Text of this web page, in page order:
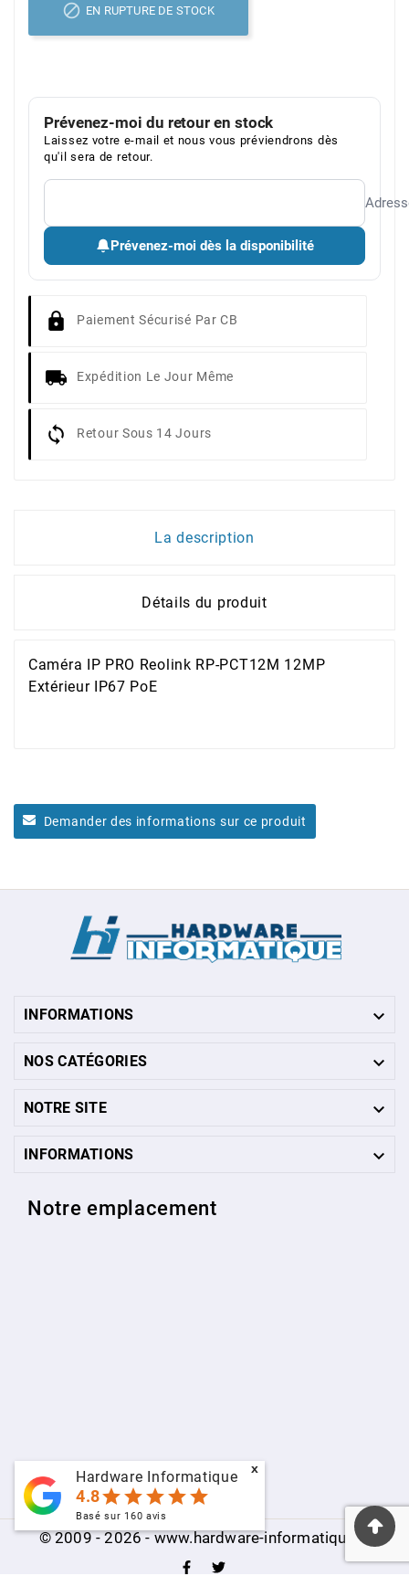
 EN RUPTURE DE STOCK
Prévenez-moi du retour en stock
Laissez votre e-mail et nous vous préviendrons dès
qu'il sera de retour.
Prévenez-moi dès la disponibilité
Paiement Sécurisé Par CB
Expédition Le Jour Même
Retour Sous 14 Jours
La description
Détails du produit
Caméra IP PRO Reolink RP-PCT12M 12MP
Extérieur IP67 PoE
Demander des informations sur ce produit
INFORMATIONS 
NOS CATÉGORIES 
NOTRE SITE 
INFORMATIONS 
Notre emplacement
© 2009 - 2026 - www.hardware-informatique.fr
Hardware Informatique
4.8starstarstarstarstar
Basé sur 160 avis
x